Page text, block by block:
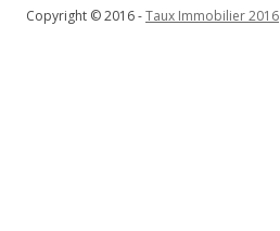
Copyright © 2016 -Taux Immobilier 2016